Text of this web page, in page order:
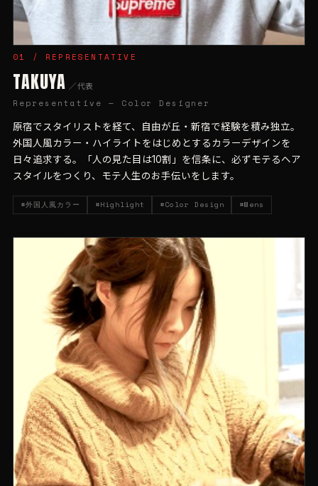
01 / REPRESENTATIVE
TAKUYA ／代表
Representative — Color Designer
原宿でスタイリストを経て、自由が丘・新宿で経験を積み独立。
外国人風カラー・ハイライトをはじめとするカラーデザインを
日々追求する。「人の見た目は10割」を信条に、必ずモテるヘア
スタイルをつくり、モテ人生のお手伝いをします。
#外国人風カラー #Highlight #Color Design #Mens